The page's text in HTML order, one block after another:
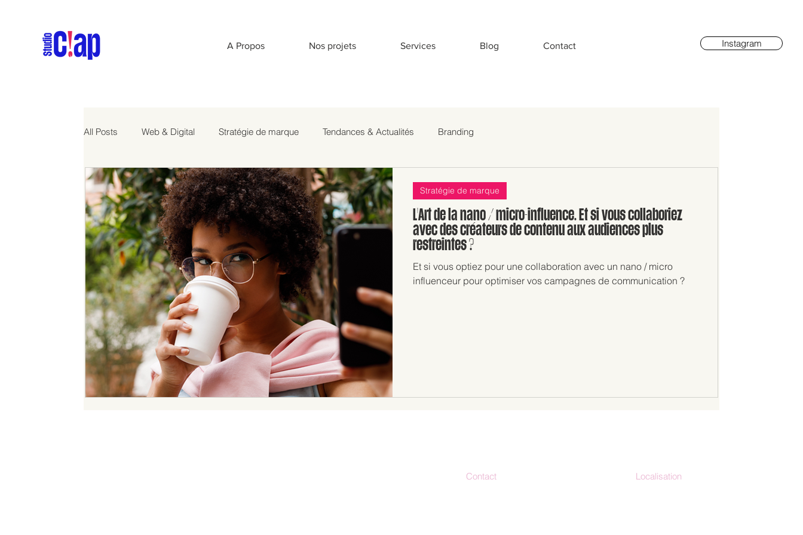
A Propos Nos projets Services Blog Contact Instagram
All Posts Web & Digital Stratégie de marque Tendances & Actualités Branding
L'Art de la nano / micro-influence. Et si vous collaboriez
avec des créateurs de contenu aux audiences plus
restreintes ?
Et si vous optiez pour une collaboration avec un nano / micro
influenceur pour optimiser vos campagnes de communication ?
Stratégie de marque
Contact Localisation